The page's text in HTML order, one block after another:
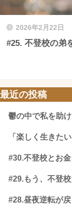
2026年2月22日
#25. 不登校の弟
最近の投稿
鬱の中で私を助
「楽しく生きた
#30.不登校とお
#29.もう、不登
#28.昼夜逆転が